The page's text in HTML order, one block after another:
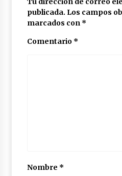
publicada. Los campos
marcados con *
Comentario *
Nombre *